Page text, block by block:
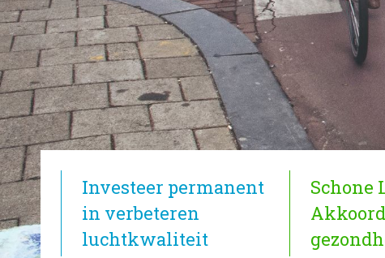
Investeer permanent
in verbeteren
luchtkwaliteit
Schone